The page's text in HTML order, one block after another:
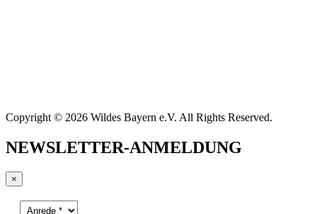
Copyright © 2026 Wildes Bayern e.V. All Rights Reserved.
NEWSLETTER-ANMELDUNG
×